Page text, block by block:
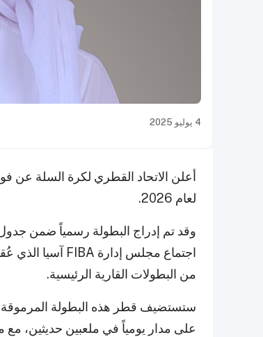
4 يوليو 2025
لعام 2026.
من البطولات القارية الرئيسية.
على مدار يومياً في ملعبين حديثين، مع